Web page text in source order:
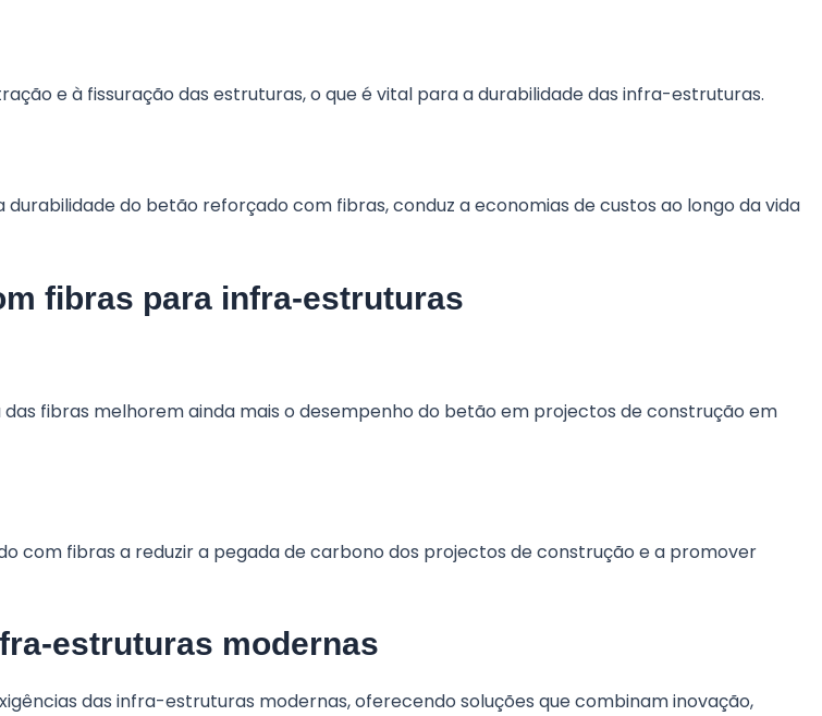
e à fissuração das estruturas, o que é vital para a durabilidade das infra-estruturas.
do betão reforçado com fibras, conduz a economias de custos ao longo da vida
fibras para infra-estruturas
fibras melhorem ainda mais o desempenho do betão em projectos de construção em
com fibras a reduzir a pegada de carbono dos projectos de construção e a promover
estruturas modernas
das infra-estruturas modernas, oferecendo soluções que combinam inovação,